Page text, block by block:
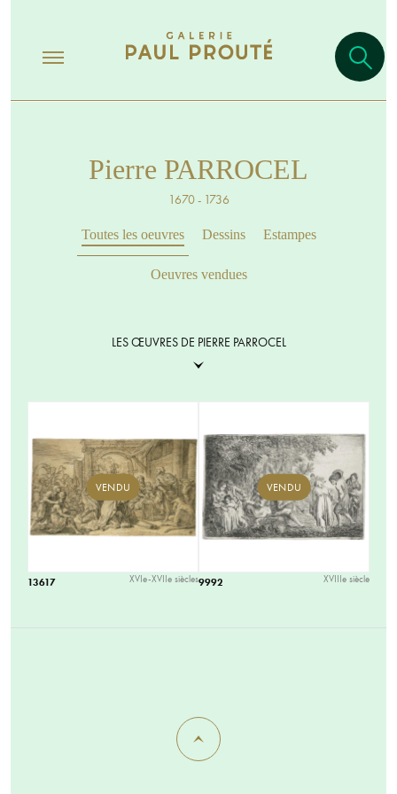
Pierre PARROCEL
1670 - 1736
Toutes les oeuvres Dessins Estampes
Oeuvres vendues
LES ŒUVRES DE PIERRE PARROCEL
VENDU
13617 XVIe-XVIIe siècles
VENDU
9992 XVIIIe siècle